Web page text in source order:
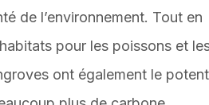
de l’environnement. Tout en
pour les poissons et
ont également le